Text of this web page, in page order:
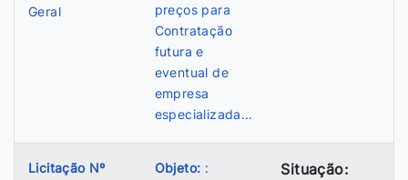
Geral
preços para
Contratação
futura e
eventual de
empresa
especializada…
Licitação Nº
Objeto: :
Situação: